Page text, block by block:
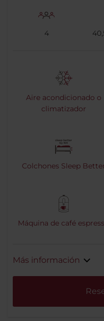
4
Aire acondicionado o
climatizador
Colchones Sleep
Máquina de café
Más información